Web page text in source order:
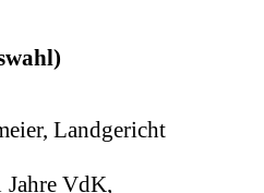
Landgericht
Jahre VdK,